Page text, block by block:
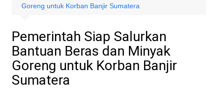
Goreng untuk Korban Banjir Sumatera
Pemerintah Siap Salurkan
Bantuan Beras dan Minyak
Goreng untuk Korban Banjir
Sumatera